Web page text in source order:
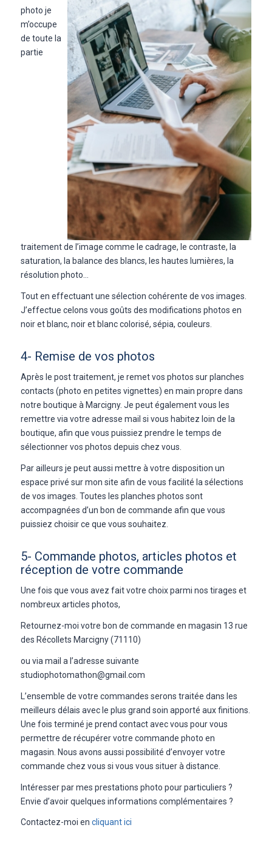
photo je
m’occupe
de toute la
partie
traitement de l’image comme le cadrage, le contraste, la
saturation, la balance des blancs, les hautes lumières, la
résolution photo…
Tout en effectuant une sélection cohérente de vos images.
J’effectue celons vous goûts des modifications photos en
noir et blanc, noir et blanc colorisé, sépia, couleurs.
4- Remise de vos photos
Après le post traitement, je remet vos photos sur planches
contacts (photo en petites vignettes) en main propre dans
notre boutique à Marcigny. Je peut également vous les
remettre via votre adresse mail si vous habitez loin de la
boutique, afin que vous puissiez prendre le temps de
sélectionner vos photos depuis chez vous.
Par ailleurs je peut aussi mettre à votre disposition un
espace privé sur mon site afin de vous facilité la sélections
de vos images. Toutes les planches photos sont
accompagnées d’un bon de commande afin que vous
puissiez choisir ce que vous souhaitez.
5- Commande photos, articles photos et
réception de votre commande
Une fois que vous avez fait votre choix parmi nos tirages et
nombreux articles photos,
Retournez-moi votre bon de commande en magasin 13 rue
des Récollets Marcigny (71110)
ou via mail a l’adresse suivante
studiophotomathon@gmail.com
L’ensemble de votre commandes serons traitée dans les
meilleurs délais avec le plus grand soin apporté aux finitions.
Une fois terminé je prend contact avec vous pour vous
permettre de récupérer votre commande photo en
magasin. Nous avons aussi possibilité d’envoyer votre
commande chez vous si vous vous situer à distance.
Intéresser par mes prestations photo pour particuliers ?
Envie d’avoir quelques informations complémentaires ?
Contactez-moi en cliquant ici